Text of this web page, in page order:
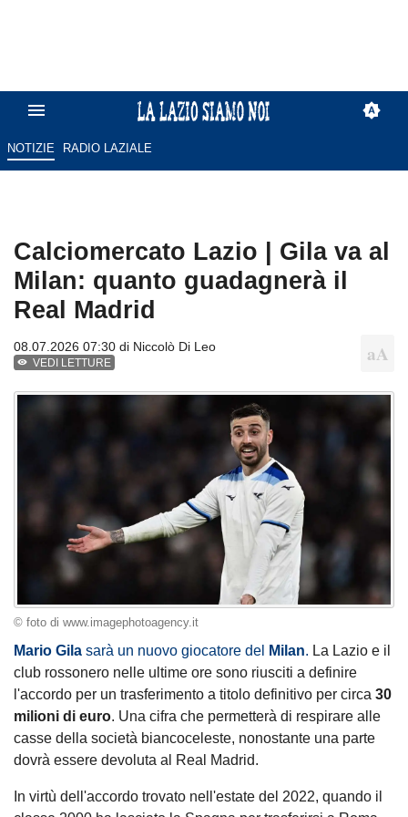
NOTIZIE RADIO LAZIALE
Calciomercato Lazio | Gila va al
Milan: quanto guadagnerà il
Real Madrid
08.07.2026 07:30 di Niccolò Di Leo
VEDI LETTURE
© foto di www.imagephotoagency.it
Mario Gila sarà un nuovo giocatore del Milan. La Lazio e il
club rossonero nelle ultime ore sono riusciti a definire
l'accordo per un trasferimento a titolo definitivo per circa 30
milioni di euro. Una cifra che permetterà di respirare alle
casse della società biancoceleste, nonostante una parte
dovrà essere devoluta al Real Madrid.
In virtù dell'accordo trovato nell'estate del 2022, quando il